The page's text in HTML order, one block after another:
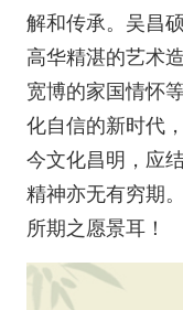
解和传承。吴昌
高华精湛的艺术
宽博的家国情怀
化自信的新时代
今文化昌明，应
精神亦无有穷期
所期之愿景耳！